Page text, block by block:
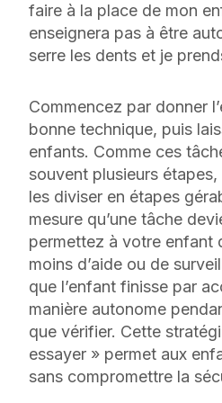
faire à la place de mon
enseignera pas à être
serre les dents et je
Commencez par donner
bonne technique, puis
enfants. Comme ces
souvent plusieurs
les diviser en étapes
mesure qu’une tâche
permettez à votre enfant
moins d’aide ou de
que l’enfant finisse par
manière autonome
que vérifier. Cette
essayer » permet aux
sans compromettre la